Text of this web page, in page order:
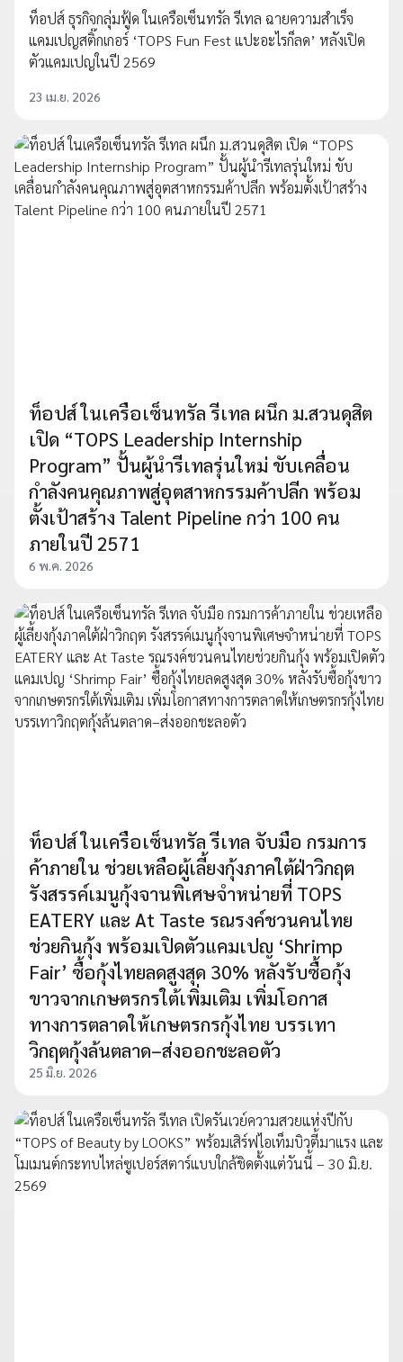
ท็อปส์ ธุรกิจกลุ่มฟู้ด ในเครือเซ็นทรัล รีเทล ฉายความสำเร็จ
แคมเปญสติ๊กเกอร์ ‘TOPS Fun Fest แปะอะไรก็ลด’ หลังเปิด
ตัวแคมเปญในปี 2569
23 เม.ย. 2026
ท็อปส์ ในเครือเซ็นทรัล รีเทล ผนึก ม.สวนดุสิต
เปิด “TOPS Leadership Internship
Program” ปั้นผู้นำรีเทลรุ่นใหม่ ขับเคลื่อน
กำลังคนคุณภาพสู่อุตสาหกรรมค้าปลีก พร้อม
ตั้งเป้าสร้าง Talent Pipeline กว่า 100 คน
ภายในปี 2571
6 พ.ค. 2026
ท็อปส์ ในเครือเซ็นทรัล รีเทล จับมือ กรมการ
ค้าภายใน ช่วยเหลือผู้เลี้ยงกุ้งภาคใต้ฝ่าวิกฤต
รังสรรค์เมนูกุ้งจานพิเศษจำหน่ายที่ TOPS
EATERY และ At Taste รณรงค์ชวนคนไทย
ช่วยกินกุ้ง พร้อมเปิดตัวแคมเปญ ‘Shrimp
Fair’ ซื้อกุ้งไทยลดสูงสุด 30% หลังรับซื้อกุ้ง
ขาวจากเกษตรกรใต้เพิ่มเติม เพิ่มโอกาส
ทางการตลาดให้เกษตรกรกุ้งไทย บรรเทา
วิกฤตกุ้งล้นตลาด–ส่งออกชะลอตัว
25 มิ.ย. 2026